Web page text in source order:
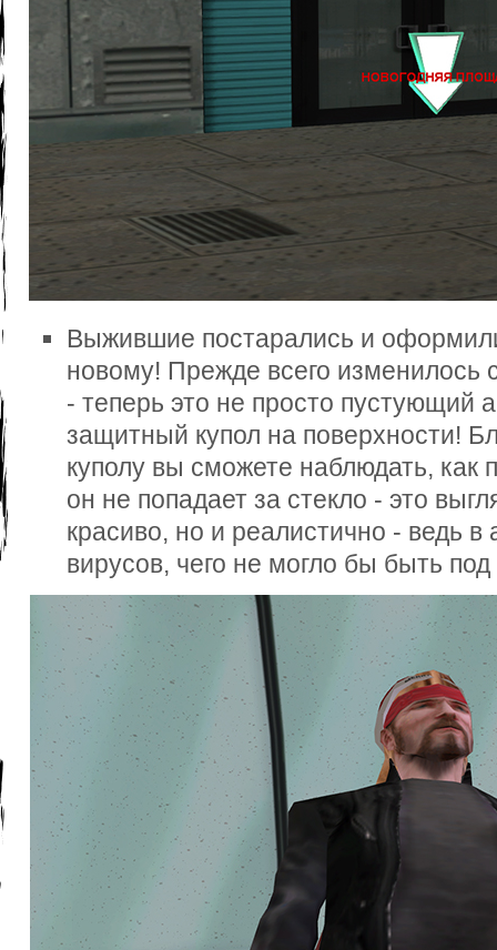
Выжившие постарались и
новому! Прежде всего изменилось
- теперь это не просто пустующий
защитный купол на поверхности!
куполу вы сможете наблюдать, как
он не попадает за стекло - это
красиво, но и реалистично - ведь в
вирусов, чего не могло бы быть